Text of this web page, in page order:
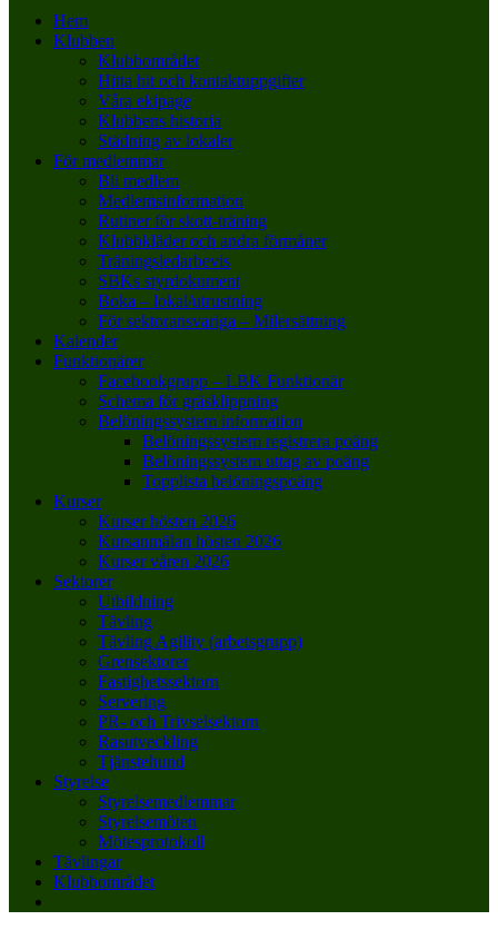
Hem
Klubben
Klubbområdet
Hitta hit och kontaktuppgifter
Våra ekipage
Klubbens historia
Städning av lokaler
För medlemmar
Bli medlem
Medlemsinformation
Rutiner för skott-träning
Klubbkläder och andra förmåner
Träningsledarbevis
SBKs styrdokument
Boka – lokal/utrustning
För sektoransvariga – Milersättning
Kalender
Funktionärer
Facebookgrupp – LBK Funktionär
Schema för gräsklippning
Belöningssystem information
Belöningssystem registrera poäng
Belöningssystem uttag av poäng
Topplista belöningspoäng
Kurser
Kurser hösten 2026
Kursanmälan hösten 2026
Kurser våren 2026
Sektorer
Utbildning
Tävling
Tävling Agility (arbetsgrupp)
Grensektorer
Fastighetssektorn
Servering
PR- och Trivselsektorn
Rasutveckling
Tjänstehund
Styrelse
Styrelsemedlemmar
Styrelsemöten
Mötesprotokoll
Tävlingar
Klubbområdet